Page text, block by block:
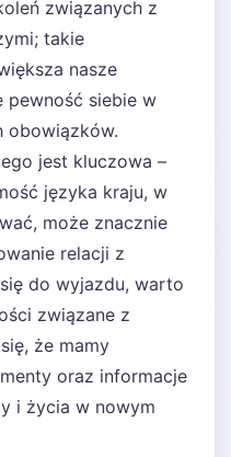
związanych z
takie
nasze
pewność siebie w
obowiązków.
jest kluczowa –
języka kraju, w
może znacznie
relacji z
do wyjazdu, warto
związane z
że mamy
oraz informacje
i życia w nowym